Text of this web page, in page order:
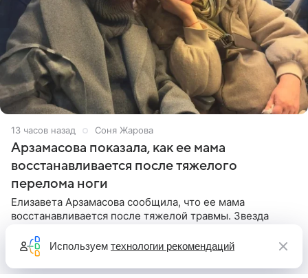
13 часов назад Соня Жарова
Арзамасова показала, как ее мама
восстанавливается после тяжелого
перелома ноги
Елизавета Арзамасова сообщила, что ее мама
восстанавливается после тяжелой травмы. Звезда
неудачно сломала ногу и перенесла операцию.
Арзамасова показала
Используем технологии рекомендаций